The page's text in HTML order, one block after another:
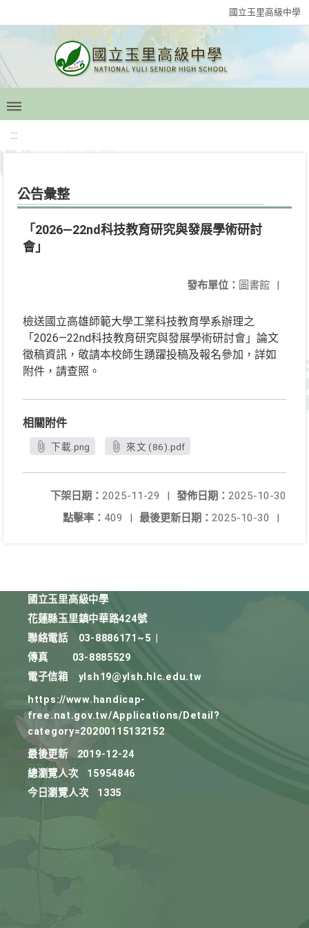
國立玉里高級中學
:::
公告彙整
「2026—22nd科技教育研究與發展學術研討
會」
發布單位： 圖書館 |
檢送國立高雄師範大學工業科技教育學系辦理之
「2026—22nd科技教育研究與發展學術研討會」論文
徵稿資訊，敬請本校師生踴躍投稿及報名參加，詳如
附件，請查照。
相關附件
下載.png 來文 (86).pdf
發佈日期： 2025-10-30
下架日期： 2025-11-29
|
最後更新日期： 2025-10-30 |
點擊率： 409 |
國立玉里高級中學
花蓮縣玉里鎮中華路424號
聯絡電話
03-8886171~5
傳真
03-8885529
電子信箱
ylsh19@ylsh.hlc.edu.tw
https://www.handicap-
free.nat.gov.tw/Applications/Detail?
category=20200115132152
最後更新
2019-12-24
總瀏覽人次
15954846
今日瀏覽人次
1335